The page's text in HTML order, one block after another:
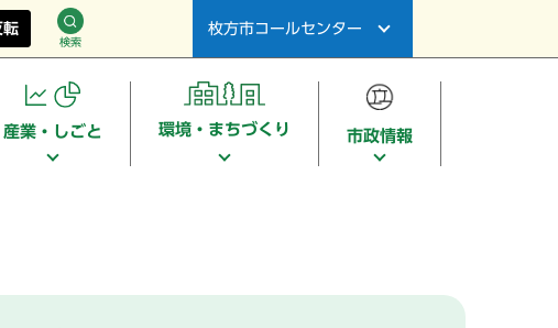
転
検索
枚方市コールセンター
産業・しごと 環境・まちづくり 市政情報